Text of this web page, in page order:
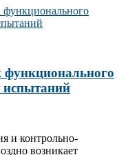
функционального
испытаний
и контрольно-
возникает